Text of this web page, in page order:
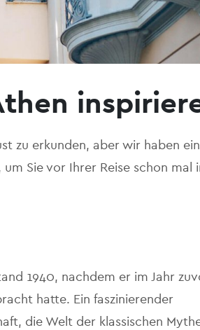
zu erkunden, aber wir haben
Sie vor Ihrer Reise schon mal
1940, nachdem er im Jahr
hatte. Ein faszinierender
die Welt der klassischen